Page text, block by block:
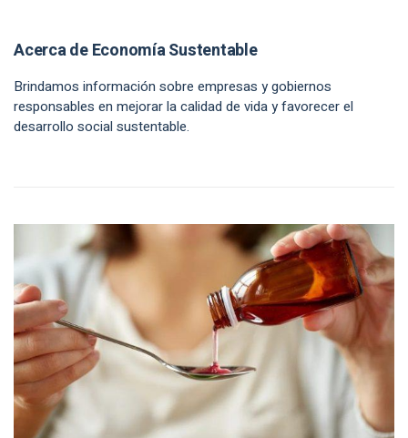
Acerca de Economía Sustentable
Brindamos información sobre empresas y gobiernos
responsables en mejorar la calidad de vida y favorecer el
desarrollo social sustentable.